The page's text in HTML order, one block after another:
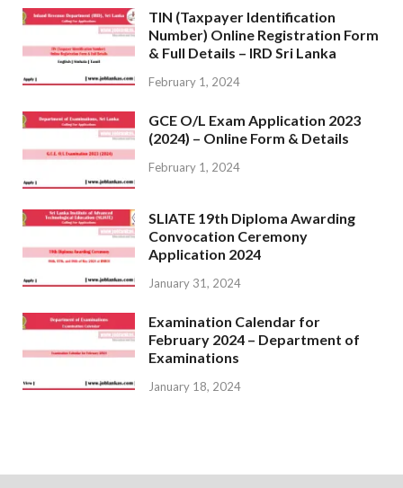
TIN (Taxpayer Identification
Number) Online Registration Form
& Full Details – IRD Sri Lanka
February 1, 2024
GCE O/L Exam Application 2023
(2024) – Online Form & Details
February 1, 2024
SLIATE 19th Diploma Awarding
Convocation Ceremony
Application 2024
January 31, 2024
Examination Calendar for
February 2024 – Department of
Examinations
January 18, 2024